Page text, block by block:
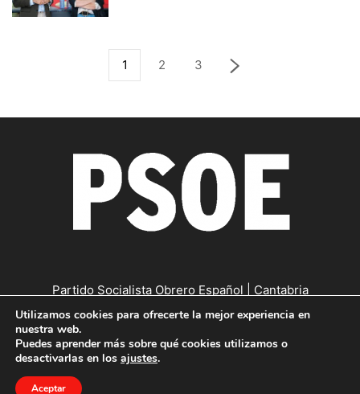
1 2 3
Partido Socialista Obrero Español | Cantabria
Contáctanos:cantabria@psc-psoe.es
©Copyright © 2019
Utilizamos cookies para ofrecerte la mejor experiencia en
nuestra web.
Puedes aprender más sobre qué cookies utilizamos o
desactivarlas en los ajustes.
Aceptar